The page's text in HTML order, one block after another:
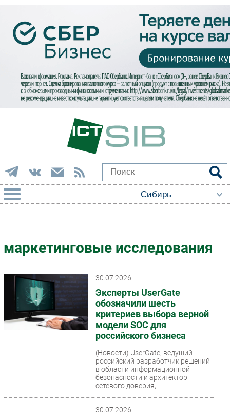
Импорто­замещение
Автоматизация Промышленности
Интернет
Мобильная связь
Фиксированная связь
Интеграция
Рынок ПК
маркетинговые исследования
30.07.2026
Эксперты UserGate
обозначили шесть
критериев выбора верной
модели SOC для
российского бизнеса
(Новости) UserGate, ведущий
российский разработчик решений
в области информационной
безопасности и архитектор
сетевого доверия,
30.07.2026